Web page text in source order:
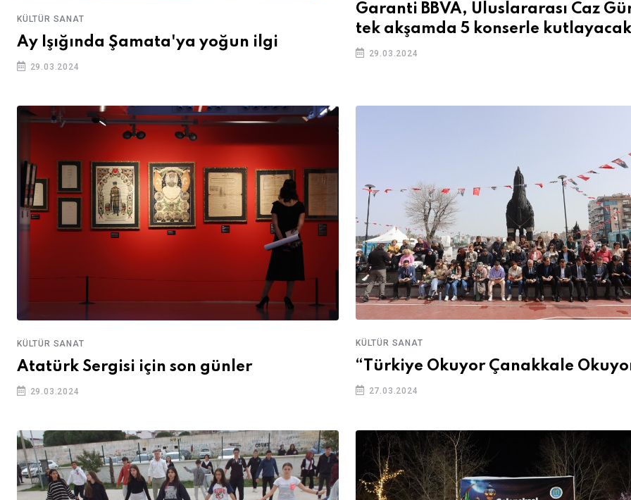
KÜLTÜR SANAT
Ay Işığında Şamata'ya yoğun ilgi
29.03.2024
Garanti BBVA, Uluslararası Caz
tek akşamda 5 konserle kutlayacak
29.03.2024
KÜLTÜR SANAT
Atatürk Sergisi için son günler
29.03.2024
KÜLTÜR SANAT
“Türkiye Okuyor Çanakkale
27.03.2024